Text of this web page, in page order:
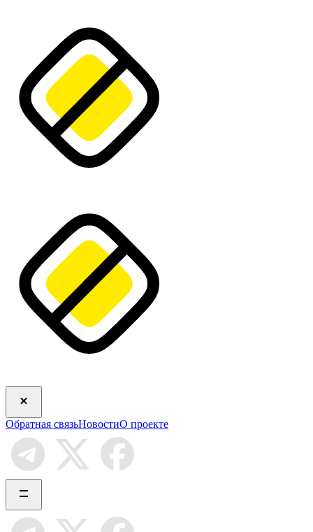
Обратная связьНовостиО проекте